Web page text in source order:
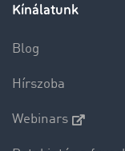
Kínálatunk
Blog
Hírszoba
Webinars